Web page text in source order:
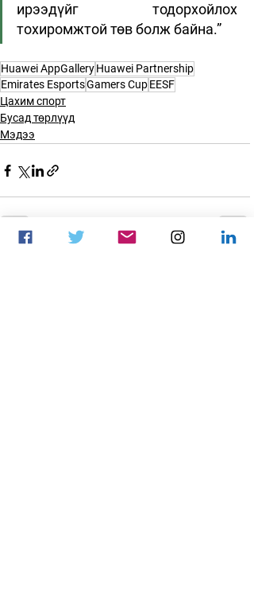
ирээдүйг тодорхойлох
тохиромжтой төв болж байна.”
Huawei AppGalleryHuawei Partnership
Emirates EsportsGamers CupEESF
Цахим спорт
Бусад төрлүүд
Мэдээ